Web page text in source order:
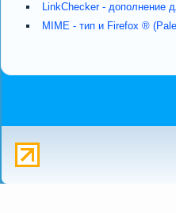
LinkChecker - дополнение
MIME - тип и Firefox ®